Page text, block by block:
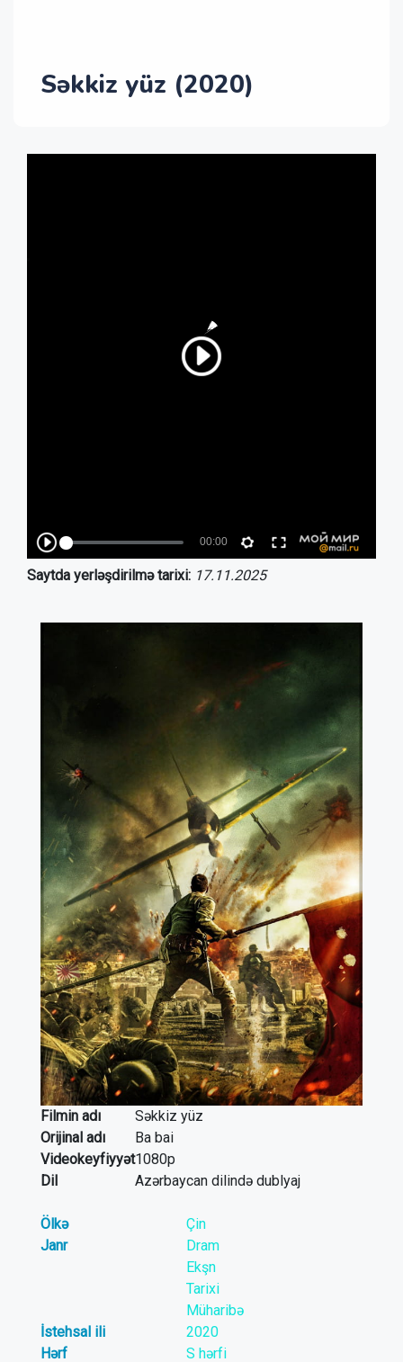
Səkkiz yüz (2020)
Saytda yerləşdirilmə tarixi: 17.11.2025
Filmin adı
Səkkiz yüz
Orijinal adı
Ba bai
Videokeyfiyyət1080p
Dil
Azərbaycan dilində dublyaj
Ölkə
Çin
Janr
Dram
Ekşn
Tarixi
Müharibə
İstehsal ili
2020
Hərf
S hərfi